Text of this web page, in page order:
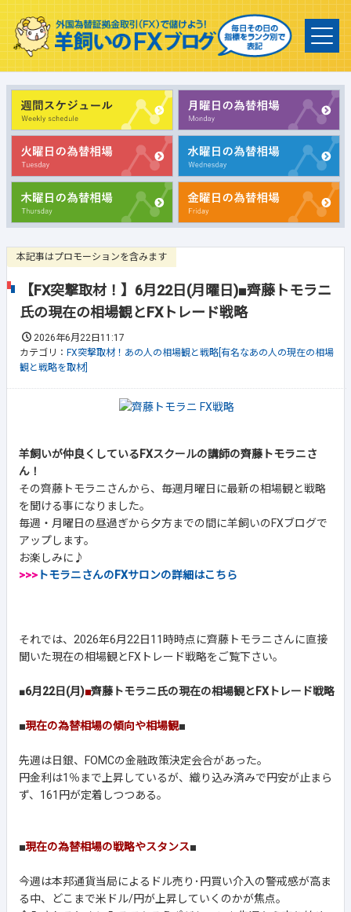
本記事はプロモーションを含みます
【FX突撃取材！】6月22日(月曜日)■齊藤トモラニ
氏の現在の相場観とFXトレード戦略
2026年6月22日11:17
カテゴリ： FX突撃取材！あの人の相場観と戦略[有名なあの人の現在の相場
観と戦略を取材]
羊飼いが仲良くしているFXスクールの講師の齊藤トモラニさ
ん！
その齊藤トモラニさんから、毎週月曜日に最新の相場観と戦略
を聞ける事になりました。
毎週・月曜日の昼過ぎから夕方までの間に羊飼いのFXブログで
アップします。
お楽しみに♪
>>> トモラニさんのFXサロンの詳細はこちら
それでは、2026年6月22日11時時点に齊藤トモラニさんに直接
聞いた現在の相場観とFXトレード戦略をご覧下さい。
■6月22日(月)■齊藤トモラニ氏の現在の相場観とFXトレード戦略
■現在の為替相場の傾向や相場観■
先週は日銀、FOMCの金融政策決定会合があった。
円金利は1％まで上昇しているが、織り込み済みで円安が止まら
ず、161円が定着しつつある。
■現在の為替相場の戦略やスタンス■
今週は本邦通貨当局によるドル売り･円買い介入の警戒感が高ま
る中、どこまで米ドル/円が上昇していくのかが焦点。